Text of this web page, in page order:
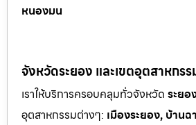
หนองมน
จังหวัดระยอง และเขตอุตสาหกรร
เราให้บริการครอบคลุมทั่วจังหวัด ระยอ
อุตสาหกรรมต่างๆ: เมืองระยอง, บ้าน